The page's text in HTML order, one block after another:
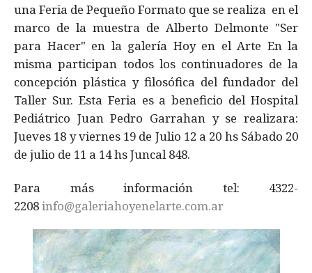
una Feria de Pequeño Formato que se realiza en el
marco de la muestra de Alberto Delmonte "Ser
para Hacer" en la galería Hoy en el Arte En la
misma participan todos los continuadores de la
concepción plástica y filosófica del fundador del
Taller Sur. Esta Feria es a beneficio del Hospital
Pediátrico Juan Pedro Garrahan y se realizara:
Jueves 18 y viernes 19 de Julio 12 a 20 hs Sábado 20
de julio de 11 a 14 hs Juncal 848.
Para más información tel: 4322-
2208info@galeriahoyenelarte.com.ar